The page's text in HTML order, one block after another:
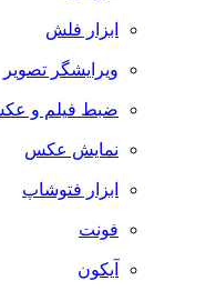
ابزار فلش
ویرایشگر تصویر
ضبط فيلم و عكس
نمایش عکس
ابزار فتوشاپ
فونت
آیکون